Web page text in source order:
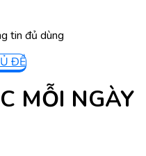
tin đủ dùng
ĐỀ
MỖI NGÀY